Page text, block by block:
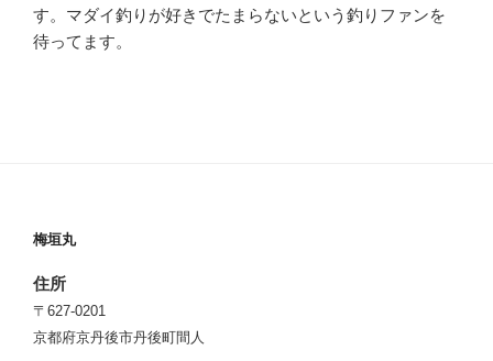
す。マダイ釣りが好きでたまらないという釣りファンを
待ってます。
梅垣丸
住所
〒627-0201
京都府京丹後市丹後町間人